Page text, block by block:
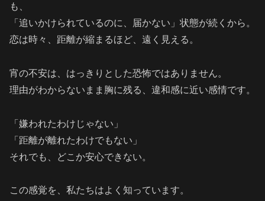
も、
「追いかけられているのに、届かない」状態が続くから。
恋は時々、距離が縮まるほど、遠く見える。
宵の不安は、はっきりとした恐怖ではありません。
理由がわからないまま胸に残る、違和感に近い感情です。
「嫌われたわけじゃない」
「距離が離れたわけでもない」
それでも、どこか安心できない。
この感覚を、私たちはよく知っています。